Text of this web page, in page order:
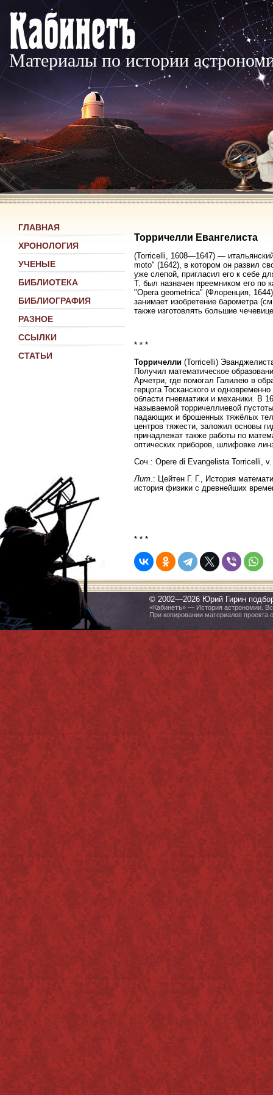
Материалы по истории
ГЛАВНАЯ
ХРОНОЛОГИЯ
УЧЕНЫЕ
БИБЛИОТЕКА
БИБЛИОГРАФИЯ
РАЗНОЕ
ССЫЛКИ
СТАТЬИ
Торричелли Евангелиста
(Torricelli, 1608—1647) —
moto" (1642), в котором он развил
уже слепой, пригласил его к себе
Т. был назначен преемником его по
"Opera geometrica" (Флоренция,
занимает изобретение барометра
также изготовлять большие
* * *
Торричелли (Torricelli)
Получил математическое
Арчетри, где помогал Галилею в
герцога Тосканского и
области пневматики и механики. В
называемой торричеллиевой
падающих и брошенных тяжёлых
центров тяжести, заложил основы
принадлежат также работы по
оптических приборов, шлифовке
Соч.: Opere di Evangelista Torricelli,
Лит. : Цейтен Г. Г., История
история физики с древнейших
* * *
© 2002—2026 Юрий Гирин
«Кабинетъ» — История астрономии.
При копировании материалов проекта